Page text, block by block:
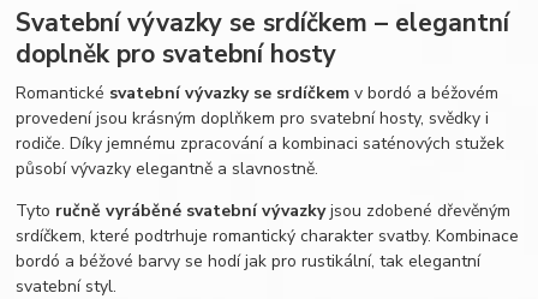
Svatební vývazky se srdíčkem – elegantní
doplněk pro svatební hosty
Romantické svatební vývazky se srdíčkem v bordó a béžovém
provedení jsou krásným doplňkem pro svatební hosty, svědky i
rodiče. Díky jemnému zpracování a kombinaci saténových stužek
působí vývazky elegantně a slavnostně.
Tyto ručně vyráběné svatební vývazkyjsou zdobené dřevěným
srdíčkem, které podtrhuje romantický charakter svatby. Kombinace
bordó a béžové barvy se hodí jak pro rustikální, tak elegantní
svatební styl.